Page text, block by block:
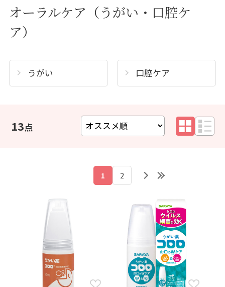
オーラルケア（うがい・口腔ケ
ア）
うがい 口腔ケア
13
1 2